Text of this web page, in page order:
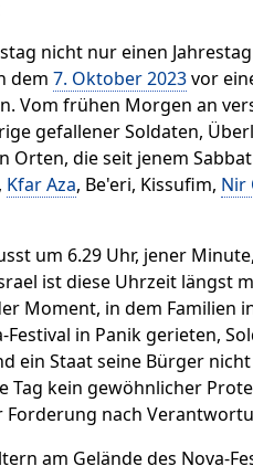
nicht nur einen
dem 7. Oktober 2023vor
Vom frühen Morgen an
gefallener Soldaten,
Orten, die seit jenem
, Kfar Aza, Be'eri, Kissufim, Nir
um 6.29 Uhr, jener
ist diese Uhrzeit längst
Moment, in dem Familien
Festival in Panik gerieten,
ein Staat seine Bürger
Tag kein gewöhnlicher
Forderung nach
am Gelände des Nova-